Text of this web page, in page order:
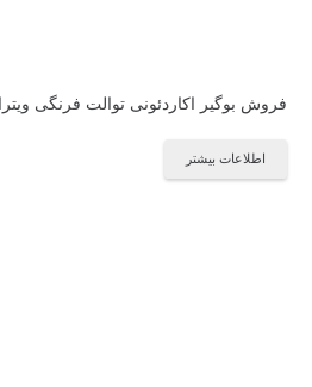
فروش بوگیر اکاردئونی توالت فرنگی ویترا 09121507825
اطلاعات بیشتر